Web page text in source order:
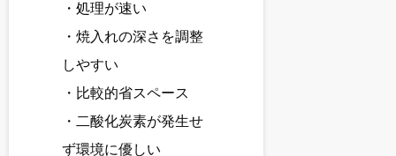
・処理が速い
・焼入れの深さを調整
しやすい
・比較的省スペース
・二酸化炭素が発生せ
ず環境に優しい